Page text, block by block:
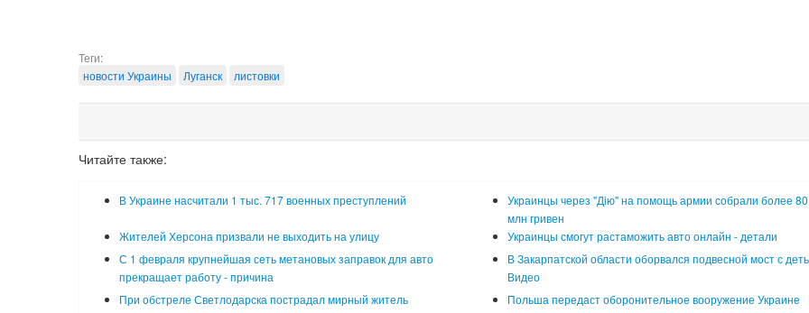
Теги:
новости Украины
Луганск листовки
Читайте также:
В Украине насчитали 1 тыс. 717 военных преступлений
Украинцы через "Дію" на помощь армии собрали более 80
млн гривен
Жителей Херсона призвали не выходить на улицу
Украинцы смогут растаможить авто онлайн - детали
С 1 февраля крупнейшая сеть метановых заправок для авто
прекращает работу - причина
В Закарпатской области оборвался подвесной мост с
Видео
При обстреле Светлодарска пострадал мирный житель
Польша передаст оборонительное вооружение Украине